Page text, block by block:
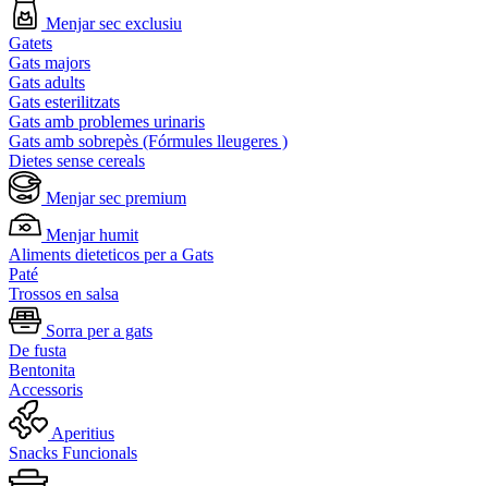
Menjar sec exclusiu
Gatets
Gats majors
Gats adults
Gats esterilitzats
Gats amb problemes urinaris
Gats amb sobrepès (Fórmules lleugeres )
Dietes sense cereals
Menjar sec premium
Menjar humit
Aliments dieteticos per a Gats
Paté
Trossos en salsa
Sorra per a gats
De fusta
Bentonita
Accessoris
Aperitius
Snacks Funcionals